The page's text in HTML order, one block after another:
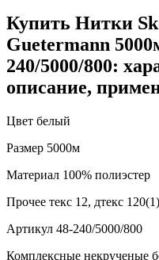
Купить Нитки
Guetermann
240/5000/800:
описание,
Цвет белый
Размер 5000м
Материал 100% полиэстер
Прочее текс 12, дтекс 120(1)
Артикул 48-240/5000/800
Комплексные некрученые